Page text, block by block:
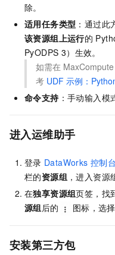
除。
适用任务类型 ：通过
该资源组上运行的
PyODPS 3）生效。
如需在
考 UDF 示例：
命令支持：手动输入模
进入运维助手
登录 DataWorks 控制台
栏的资源组 ，进入资源
在独享资源组页签，找
源组 后的 图标，选择
安装第三方包